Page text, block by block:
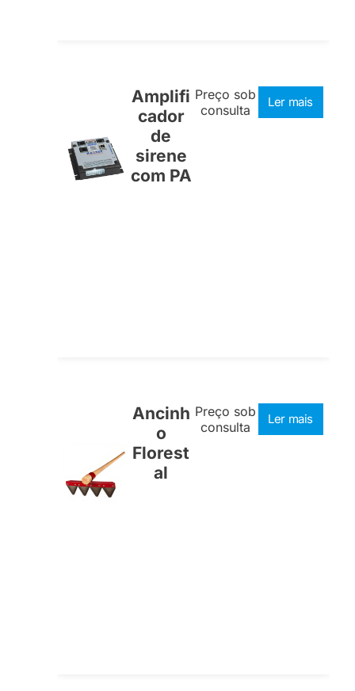
Amplifi
cador
de
sirene
com PA
Preço sob
consulta
Ler mais
Ancinh
o
Florest
al
Preço sob
consulta
Ler mais